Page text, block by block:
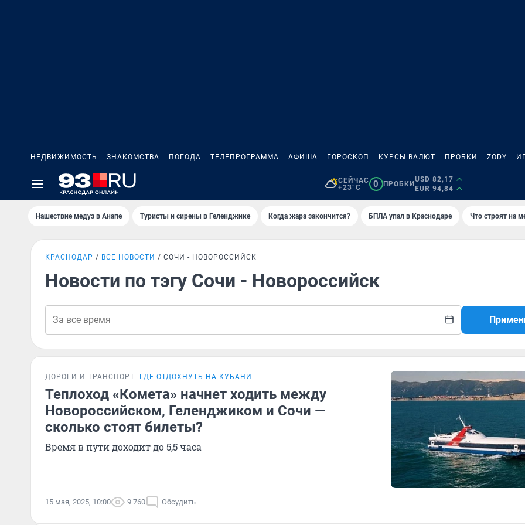
НЕДВИЖИМОСТЬ ЗНАКОМСТВА ПОГОДА ТЕЛЕПРОГРАММА АФИША ГОРОСКОП КУРСЫ ВАЛЮТ ПРОБКИ ZODY
СЕЙЧАС
+23°C
0 ПРОБКИ
USD 82,17
EUR 94,84
Нашествие медуз в Анапе Туристы и сирены в Геленджике Когда жара закончится? БПЛА упал в Краснодаре Что строят на
КРАСНОДАР ВСЕ НОВОСТИ СОЧИ - НОВОРОССИЙСК
Новости по тэгу Сочи - Новороссийск
ДОРОГИ И ТРАНСПОРТ ГДЕ ОТДОХНУТЬ НА КУБАНИ
Теплоход «Комета» начнет ходить между
Новороссийском, Геленджиком и Сочи —
сколько стоят билеты?
Время в пути доходит до 5,5 часа
15 мая, 2025, 10:00 9 760 Обсудить